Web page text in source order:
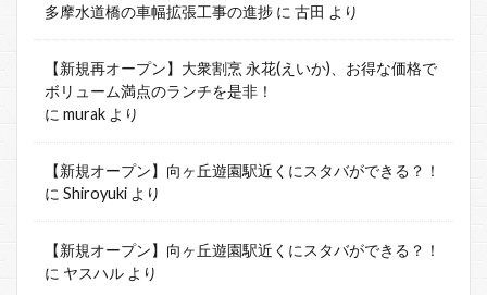
多摩水道橋の車幅拡張工事の進捗 に 古田 より
【新規再オープン】大衆割烹 永花(えいか)、お得な価格で
ボリューム満点のランチを是非！
に murak より
【新規オープン】向ヶ丘遊園駅近くにスタバができる？！
に Shiroyuki より
【新規オープン】向ヶ丘遊園駅近くにスタバができる？！
に ヤスハル より